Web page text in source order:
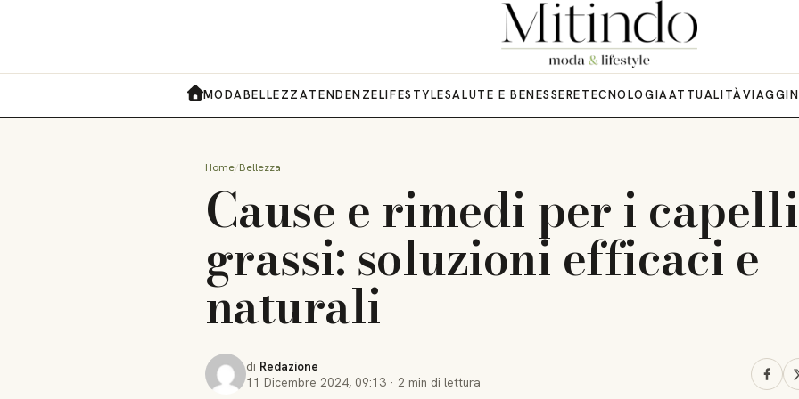
MODABELLEZZATENDENZELIFESTYLESALUTE E BENESSERETECNOLOGIAATTUALITÀVIAGGI
Home Bellezza
Cause e rimedi per i capelli
grassi: soluzioni efficaci e
naturali
di Redazione
11 Dicembre 2024, 09:13 · 2 min di lettura